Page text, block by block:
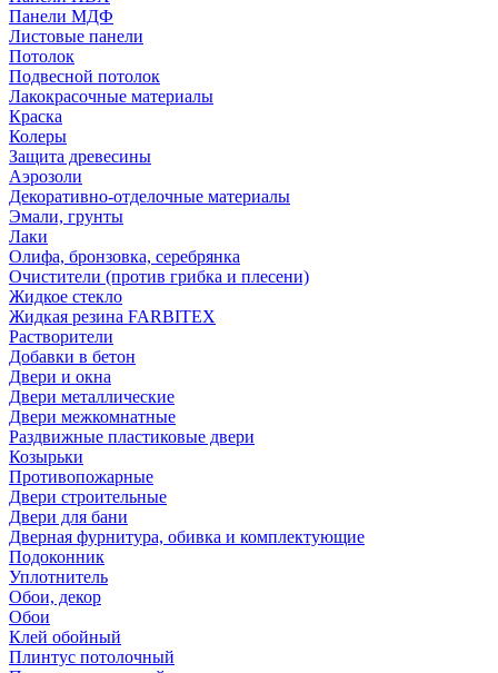
Панели МДФ
Листовые панели
Потолок
Подвесной потолок
Лакокрасочные материалы
Краска
Колеры
Защита древесины
Аэрозоли
Декоративно-отделочные материалы
Эмали, грунты
Лаки
Олифа, бронзовка, серебрянка
Очистители (против грибка и плесени)
Жидкое стекло
Жидкая резина FARBITEX
Растворители
Добавки в бетон
Двери и окна
Двери металлические
Двери межкомнатные
Раздвижные пластиковые двери
Козырьки
Противопожарные
Двери строительные
Двери для бани
Дверная фурнитура, обивка и комплектующие
Подоконник
Уплотнитель
Обои, декор
Обои
Клей обойный
Плинтус потолочный